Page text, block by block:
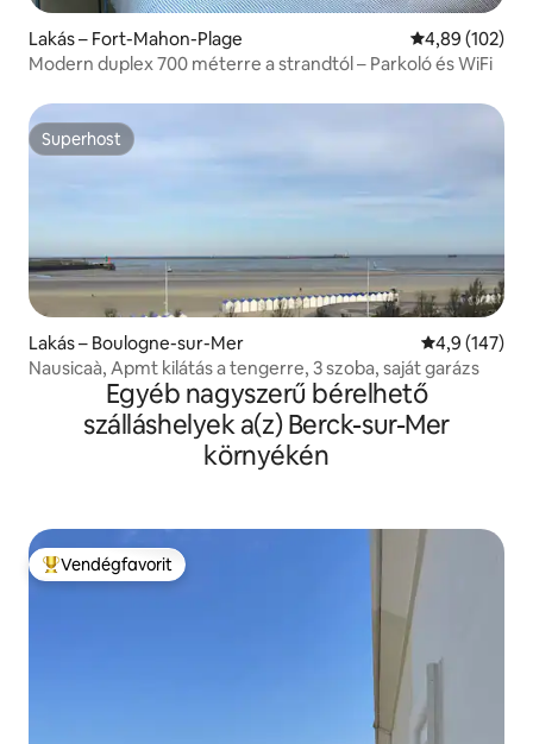
Lakás – Fort-Mahon-Plage Átlagos
4,89 (102)
Modern duplex 700 méterre a strandtól – Parkoló és WiFi
Superhost
Superhost
Lakás – Boulogne-sur-Mer Átlagos
4,9 (147)
Nausicaà, Apmt kilátás a tengerre, 3 szoba, saját garázs
Egyéb nagyszerű bérelhető
szálláshelyek a(z) Berck-sur-Mer
környékén
Kiemelt vendégfavorit
Vendégfavorit